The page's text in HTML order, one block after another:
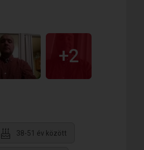
+2
38-51 év között